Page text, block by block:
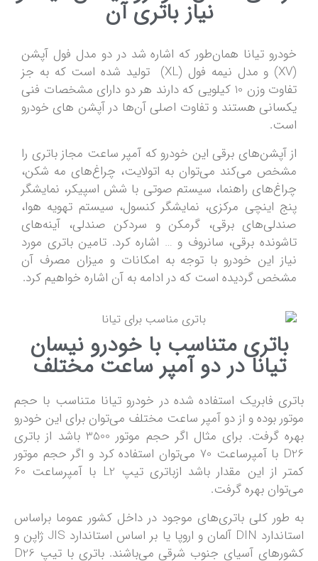
نیاز باتری آن
خودرو تیانا همان‌طور که اشاره شد در دو مدل فول آپشن
(XV) و مدل نیمه فول (XL) تولید شده است که به جز
تفاوت وزن 10 کیلویی که دارند هر دو دارای مشخصات فنی
یکسانی هستند و تفاوت اصلی‌ آن‌ها در آپشن های خودرو
است.
از آپشن‌های برقی این خودرو که آمپر ساعت مجاز باتری را
مشخص می‌کند می‌توان به اتولایت، چراغ‌های مه شکن،
چراغ‌های راهنما، سیستم صوتی با شش اسپیکر، نمایشگر
پنج اینچی مرکزی، نمایشگر کنسول، سیستم تهویه هوا،
صندلی‌های برقی، گرمکن و سردکن صندلی، آینه‌های
تاشونده برقی، سانروف و … اشاره کرد. تامین باتری مورد
نیاز این خودرو با توجه به امکانات و میزان مصرف آن
مشخص گردیده است که در ادامه به آن اشاره خواهیم کرد.
باتری متناسب با خودرو نیسان
تیانا در دو آمپر ساعت مختلف
باتری فابریک استفاده شده در خودرو تیانا متناسب با حجم
موتور بوده و از دو آمپر ساعت مختلف می‌توان برای این خودرو
بهره گرفت. برای مثال اگر حجم موتور 3500 باشد از باتری
D26 با آمپرساعت 70 می‌توان استفاده کرد و اگر حجم موتور
کمتر از این مقدار باشد ازباتری تیپ L2 با آمپرساعت 60
می‌توان بهره گرفت.
به طور کلی باتری‌های موجود در داخل کشور عموما براساس
استاندارد DIN آلمان و اروپا یا بر اساس استاندارد JIS ژاپن و
کشورهای آسیای جنوب شرقی می‌باشند. باتری با تیپ D26